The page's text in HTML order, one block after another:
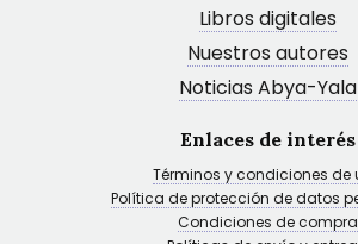
Libros digitales
Nuestros autores
Noticias Abya-Yala
Enlaces de interés
Términos y condiciones de
Política de protección de datos
Condiciones de compra